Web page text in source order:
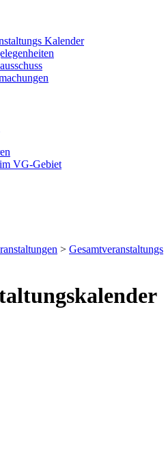
Kalender
VG-Gebiet
> Gesamtveranstaltungs